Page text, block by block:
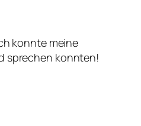
konnte meine
sprechen konnten!